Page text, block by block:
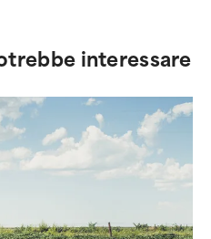
interessare